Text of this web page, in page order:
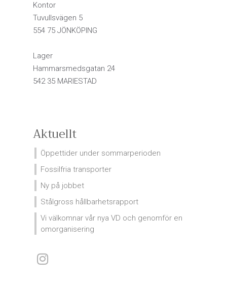
Kontor
Tuvullsvägen 5
554 75 JÖNKÖPING
Lager
Hammarsmedsgatan 24
542 35 MARIESTAD
Aktuellt
Öppettider under sommarperioden
Fossilfria transporter
Ny på jobbet
Stålgross hållbarhetsrapport
Vi välkomnar vår nya VD och genomför en
omorganisering